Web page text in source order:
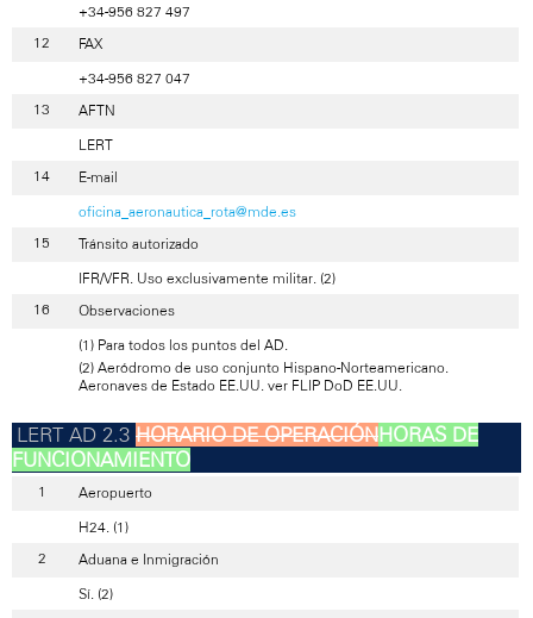
+34-956 827 497
FAX
+34-956 827 047
AFTN
LERT
E-mail
oficina_aeronautica_rota@mde.es
Tránsito autorizado
IFR/VFR. Uso exclusivamente militar. (2)
Observaciones
(1) Para todos los puntos del AD.
(2) Aeródromo de uso conjunto Hispano-Norteamericano.
Aeronaves de Estado EE.UU. ver FLIP DoD EE.UU.
HORARIO DE OPERACIÓNHORAS DE
FUNCIONAMIENTO
Aeropuerto
H24. (1)
Aduana e Inmigración
Sí. (2)